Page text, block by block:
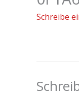
Schreibe